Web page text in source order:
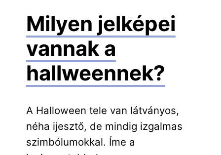
Milyen jelképei
vannak a
hallweennek?
A Halloween tele van látványos,
néha ijesztő, de mindig izgalmas
szimbólumokkal. Íme a